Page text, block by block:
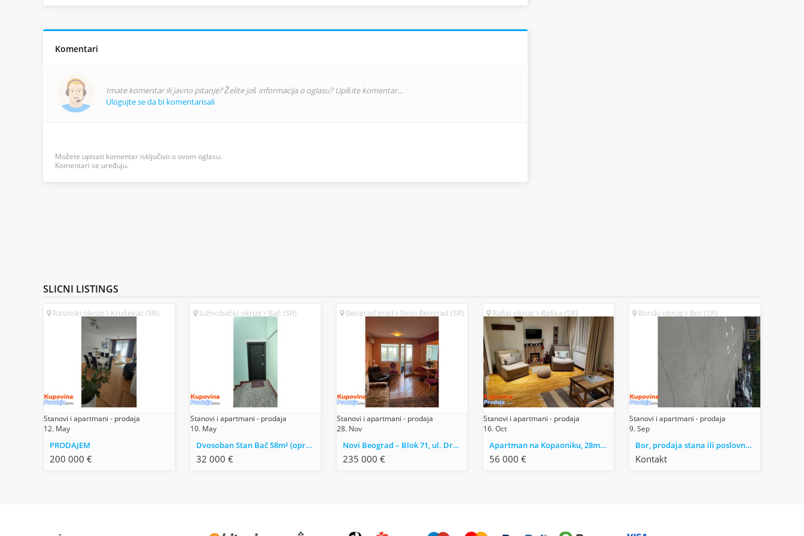
Komentari
Imate komentar ili javno pitanje? Želite još informacija o oglasu? Upišite komentar...
Ulogujte se da bi komentarisali
Možete upisati komentar isključivo o ovom oglasu.
Komentari se uređuju.
SLICNI LISTINGS
Rasinski okrug Kruševac (SR)
Stanovi i apartmani - prodaja
12. May
PRODAJEM
200 000 €
Južnobački okrug Bač (SR)
Stanovi i apartmani - prodaja
10. May
Dvosoban Stan Bač 58m² (opremljen)
32 000 €
Beograd grad Novi Beograd (SR)
Stanovi i apartmani - prodaja
28. Nov
Novi Beograd – Blok 71, ul. Dr. Ivana Ribara. 3,0, 78m2
235 000 €
Raški okrug Raška (SR)
Stanovi i apartmani - prodaja
16. Oct
Apartman na Kopaoniku, 28m2, blizu gondole, naselje Brzeće
56 000 €
Borski okrug Bor (SR)
Stanovi i apartmani - prodaja
9. Sep
Bor, prodaja stana ili poslovnog prostora ili zakup
Kontakt